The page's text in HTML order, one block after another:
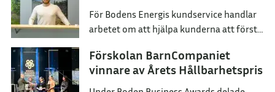
För Bodens Energis kundservice handlar
arbetet om att hjälpa kunderna att förstå
dem i deras vardag.
Förskolan BarnCompaniet
vinnare av Årets Hållbarhetspris